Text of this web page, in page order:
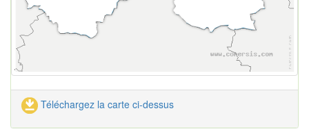
Téléchargez la carte ci-dessus